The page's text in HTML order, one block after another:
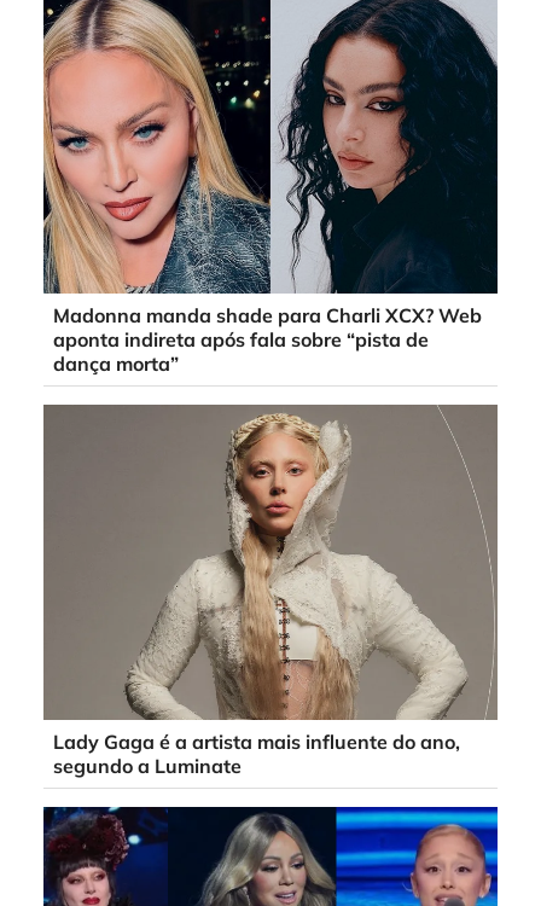
Madonna manda shade para Charli XCX? Web
aponta indireta após fala sobre “pista de
dança morta”
Lady Gaga é a artista mais influente do ano,
segundo a Luminate